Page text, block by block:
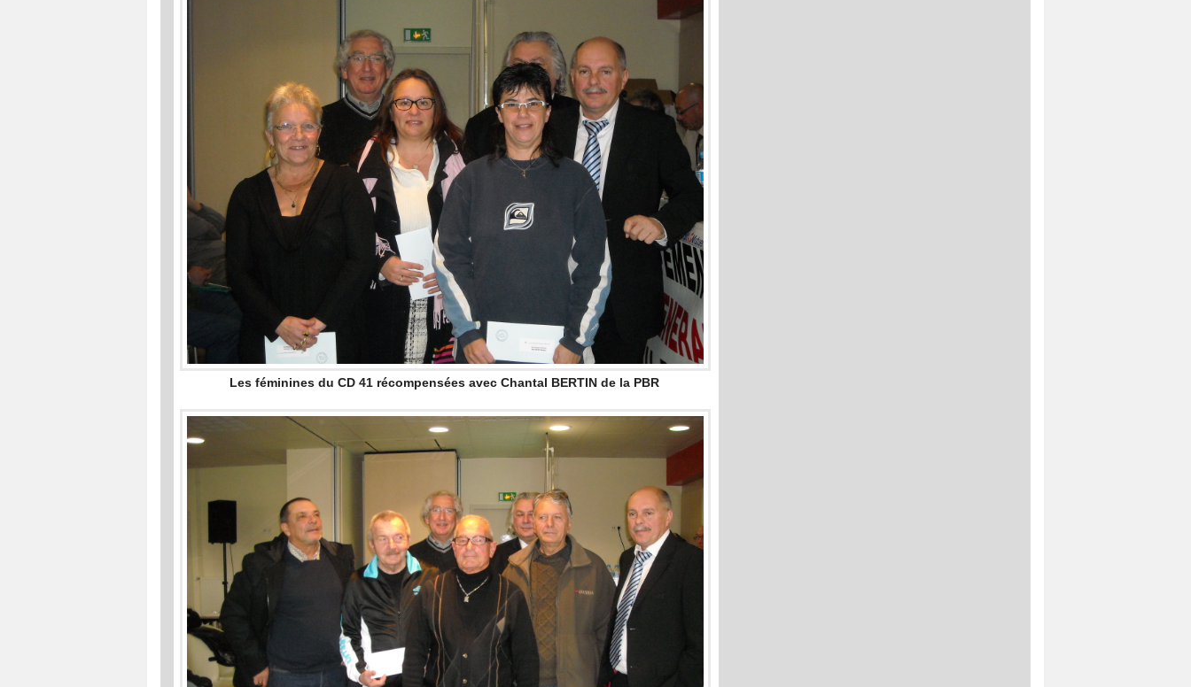
Les féminines du CD 41 récompensées avec Chantal BERTIN de la PBR